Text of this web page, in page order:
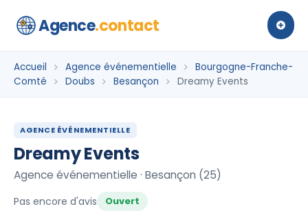
Agence.contact
Accueil Agence événementielle
Bourgogne-Franche-
Comté
Doubs Besançon Dreamy Events
AGENCE ÉVÉNEMENTIELLE
Dreamy Events
Agence événementielle · Besançon (25)
Pas encore d'avis Ouvert